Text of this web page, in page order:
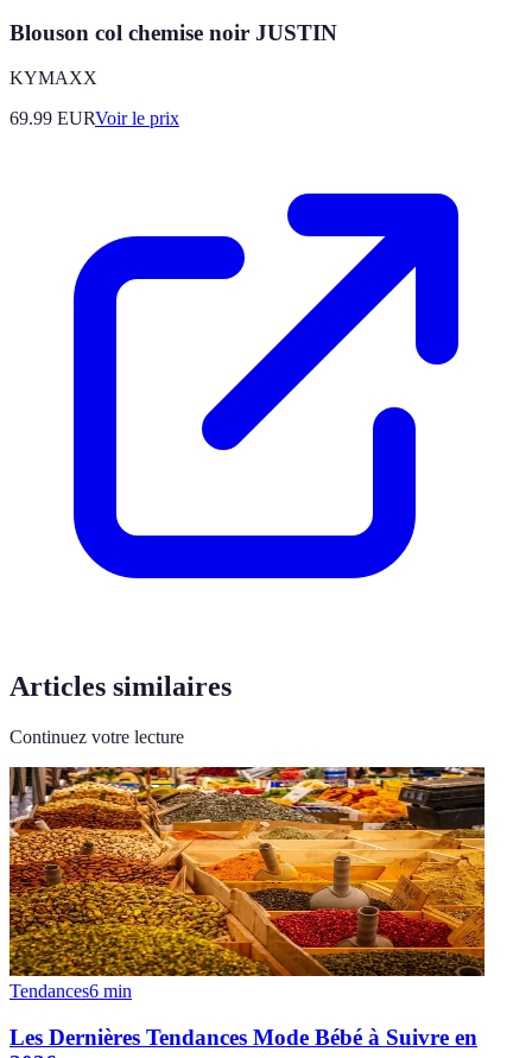
Blouson col chemise noir JUSTIN
KYMAXX
69.99 EURVoir le prix
Articles similaires
Continuez votre lecture
Tendances6 min
Les Dernières Tendances Mode Bébé à Suivre en